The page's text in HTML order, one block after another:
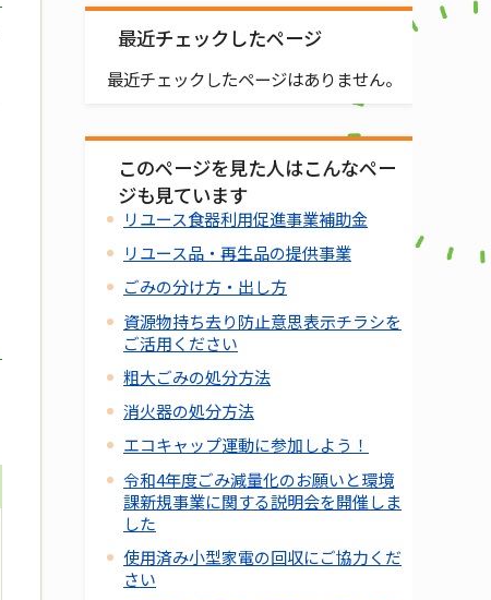
最近チェックしたページ
最近チェックしたページはありません。
このページを見た人はこんなペー
ジも見ています
リユース食器利用促進事業補助金
リユース品・再生品の提供事業
ごみの分け方・出し方
資源物持ち去り防止意思表示チラシを
ご活用ください
粗大ごみの処分方法
消火器の処分方法
エコキャップ運動に参加しよう！
令和4年度ごみ減量化のお願いと環境
課新規事業に関する説明会を開催しま
した
使用済み小型家電の回収にご協力くだ
さい